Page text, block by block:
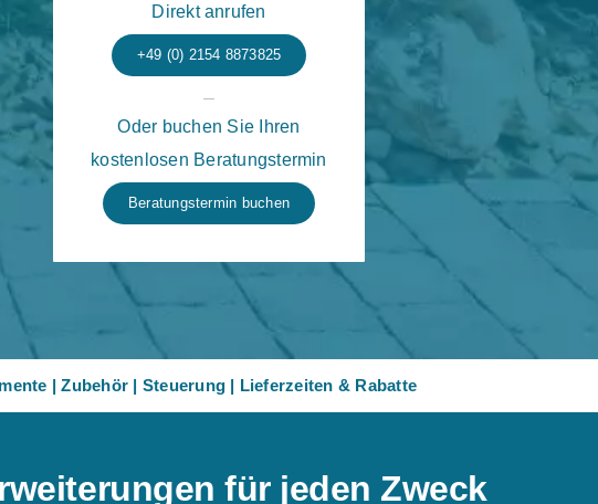
Direkt anrufen
+49 (0) 2154 8873825
Oder buchen Sie Ihren
kostenlosen Beratungstermin
Beratungstermin buchen
|Zubehör | Steuerung | Lieferzeiten & Rabatte
für jeden Zweck